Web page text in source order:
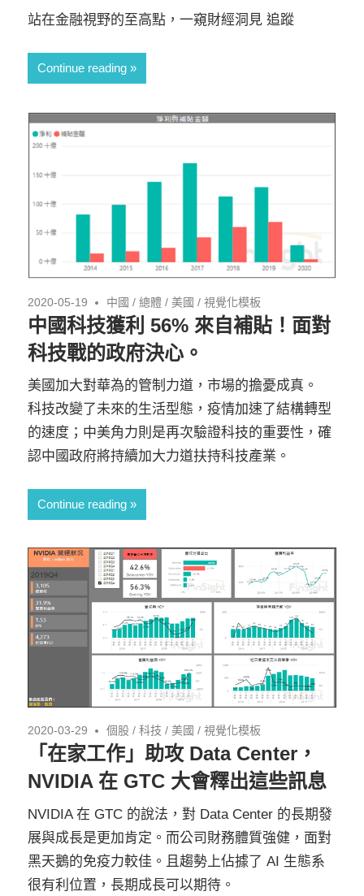
站在金融視野的至高點，一窺財經洞見 追蹤
Continue reading
2020-05-19 中國 /總體 /美國 /視覺化模板
中國科技獲利 56% 來自補貼！面對
科技戰的政府決心。
美國加大對華為的管制力道，市場的擔憂成真。
科技改變了未來的生活型態，疫情加速了結構轉型
的速度；中美角力則是再次驗證科技的重要性，確
認中國政府將持續加大力道扶持科技產業。
Continue reading
2020-03-29 個股 /科技 /美國 /視覺化模板
「在家工作」助攻 Data Center，
NVIDIA 在 GTC 大會釋出這些訊息
NVIDIA 在 GTC 的說法，對 Data Center 的長期發
展與成長是更加肯定。而公司財務體質強健，面對
黑天鵝的免疫力較佳。且趨勢上佔據了 AI 生態系
很有利位置，長期成長可以期待。